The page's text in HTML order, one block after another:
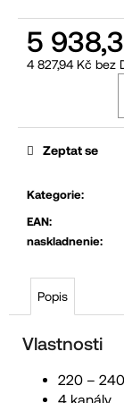
5
4 827,94 Kč bez
Kategorie:
EAN:
naskladnenie:
Zeptat se
Popis
Vlastnosti
220 –
D
o
č
m